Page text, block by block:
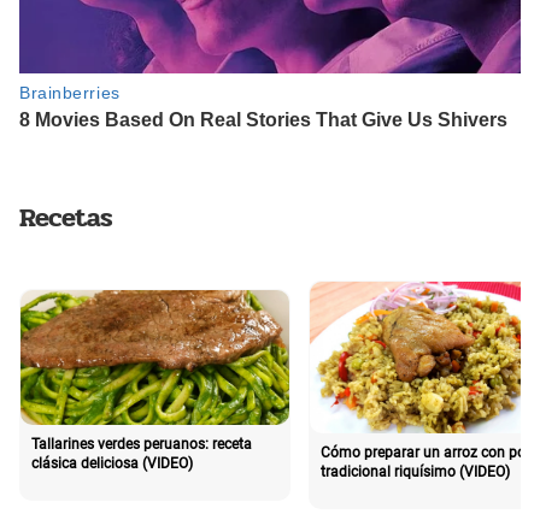
Recetas
Tallarines verdes peruanos: receta
clásica deliciosa (VIDEO)
Cómo preparar un arroz con pollo
tradicional riquísimo (VIDEO)